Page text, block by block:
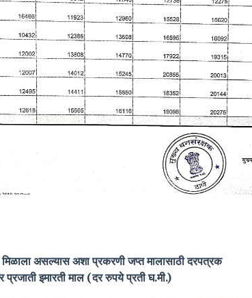
मिळाला असल्यास अशा प्रकरणी जप्त मालासाठी दरपत्रक
इमारती माल (दर रुपये प्रती घ.मी.)